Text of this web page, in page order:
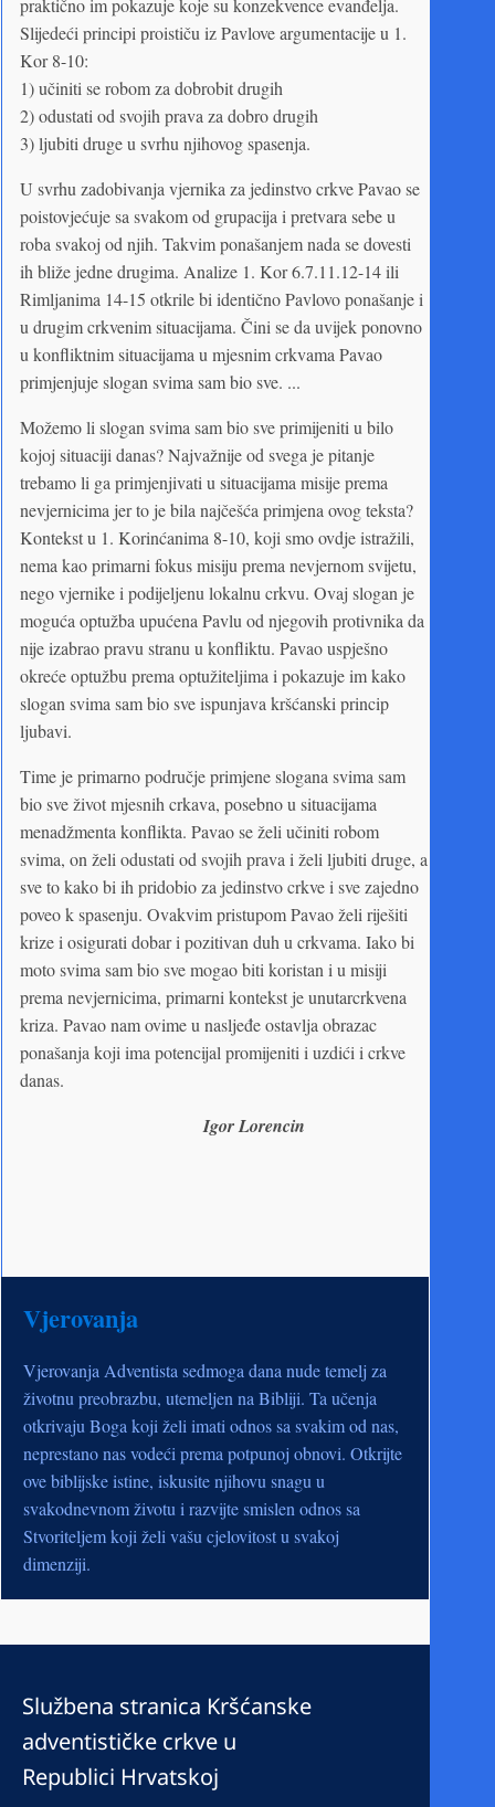
praktično im pokazuje koje su konzekvence evanđelja.
Slijedeći principi proističu iz Pavlove argumentacije u 1.
Kor 8-10:
1) učiniti se robom za dobrobit drugih
2) odustati od svojih prava za dobro drugih
3) ljubiti druge u svrhu njihovog spasenja.
U svrhu zadobivanja vjernika za jedinstvo crkve Pavao se
poistovjećuje sa svakom od grupacija i pretvara sebe u
roba svakoj od njih. Takvim ponašanjem nada se dovesti
ih bliže jedne drugima. Analize 1. Kor 6.7.11.12-14 ili
Rimljanima 14-15 otkrile bi identično Pavlovo ponašanje i
u drugim crkvenim situacijama. Čini se da uvijek ponovno
u konfliktnim situacijama u mjesnim crkvama Pavao
primjenjuje slogan svima sam bio sve. ...
Možemo li slogan svima sam bio sve primijeniti u bilo
kojoj situaciji danas? Najvažnije od svega je pitanje
trebamo li ga primjenjivati u situacijama misije prema
nevjernicima jer to je bila najčešća primjena ovog teksta?
Kontekst u 1. Korinćanima 8-10, koji smo ovdje istražili,
nema kao primarni fokus misiju prema nevjernom svijetu,
nego vjernike i podijeljenu lokalnu crkvu. Ovaj slogan je
moguća optužba upućena Pavlu od njegovih protivnika da
nije izabrao pravu stranu u konfliktu. Pavao uspješno
okreće optužbu prema optužiteljima i pokazuje im kako
slogan svima sam bio sve ispunjava kršćanski princip
ljubavi.
Time je primarno područje primjene slogana svima sam
bio sve život mjesnih crkava, posebno u situacijama
menadžmenta konflikta. Pavao se želi učiniti robom
svima, on želi odustati od svojih prava i želi ljubiti druge, a
sve to kako bi ih pridobio za jedinstvo crkve i sve zajedno
poveo k spasenju. Ovakvim pristupom Pavao želi riješiti
krize i osigurati dobar i pozitivan duh u crkvama. Iako bi
moto svima sam bio sve mogao biti koristan i u misiji
prema nevjernicima, primarni kontekst je unutarcrkvena
kriza. Pavao nam ovime u nasljeđe ostavlja obrazac
ponašanja koji ima potencijal promijeniti i uzdići i crkve
danas.
Igor Lorencin
Vjerovanja
Vjerovanja Adventista sedmoga dana nude temelj za
životnu preobrazbu, utemeljen na Bibliji. Ta učenja
otkrivaju Boga koji želi imati odnos sa svakim od nas,
neprestano nas vodeći prema potpunoj obnovi. Otkrijte
ove biblijske istine, iskusite njihovu snagu u
svakodnevnom životu i razvijte smislen odnos sa
Stvoriteljem koji želi vašu cjelovitost u svakoj
dimenziji.
Službena stranica Kršćanske
adventističke crkve u
Republici Hrvatskoj